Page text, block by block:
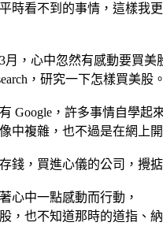
時看不到的事情，這樣我
月，心中忽然有感動要買美
，研究一下怎樣買美股。
Google，許多事情自學起
中複雜，也不過是在網上
錢，買進心儀的公司，攪
心中一點感動而行動，
，也不知道那時的道指、